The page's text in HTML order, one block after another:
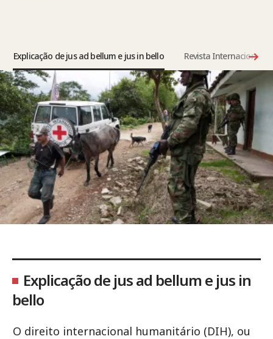
Explicação de jus ad bellum e jus in bello Revista Internacional
Explicação de jus ad bellum e jus in
bello
O direito internacional humanitário (DIH), ou